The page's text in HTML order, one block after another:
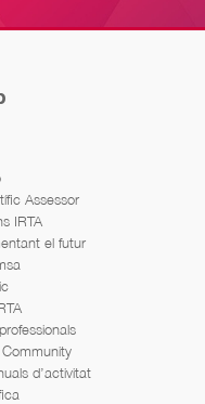
Assessor
IRTA
el futur
Community
d’activitat